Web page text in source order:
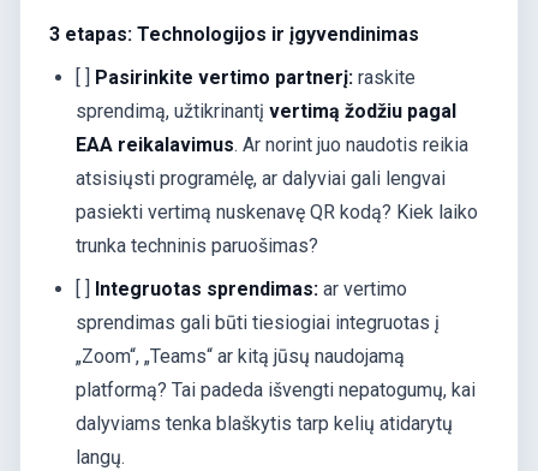
3 etapas: Technologijos ir įgyvendinimas
[ ] Pasirinkite vertimo partnerį: raskite
sprendimą, užtikrinantįvertimą žodžiu pagal
EAA reikalavimus. Ar norint juo naudotis reikia
atsisiųsti programėlę, ar dalyviai gali lengvai
pasiekti vertimą nuskenavę QR kodą? Kiek laiko
trunka techninis paruošimas?
Integruotas sprendimas: ar vertimo
sprendimas gali būti tiesiogiai integruotas į
„Zoom“, „Teams“ ar kitą jūsų naudojamą
platformą? Tai padeda išvengti nepatogumų, kai
dalyviams tenka blaškytis tarp kelių atidarytų
langų.